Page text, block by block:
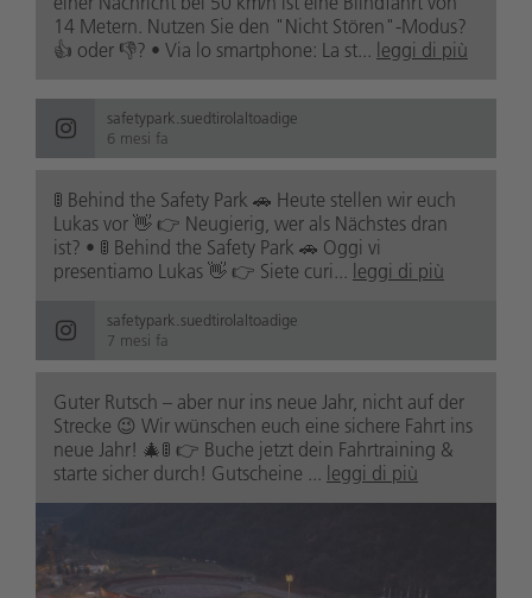
14 Metern. Nutzen Sie den "Nicht Stören"-Modus?
👍 oder 👎? • Via lo smartphone: La st... leggi di più
safetypark.suedtirolaltoadige
6 mesi fa
🚦 Behind the Safety Park 🚗 Heute stellen wir euch
Lukas vor 👋 👉 Neugierig, wer als Nächstes dran
ist? • 🚦 Behind the Safety Park 🚗 Oggi vi
presentiamo Lukas 👋 👉 Siete curi... leggi di più
safetypark.suedtirolaltoadige
7 mesi fa
Guter Rutsch – aber nur ins neue Jahr, nicht auf der
Strecke 😉 Wir wünschen euch eine sichere Fahrt ins
neue Jahr! 🎄🚦 👉 Buche jetzt dein Fahrtraining &
starte sicher durch! Gutscheine ... leggi di più